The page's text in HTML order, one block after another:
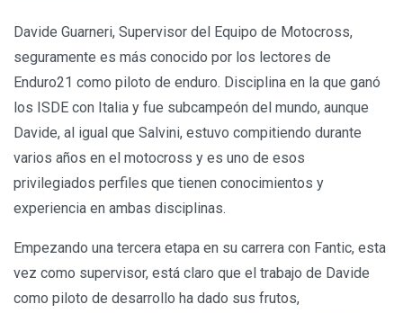
Davide Guarneri, Supervisor del Equipo de Motocross,
seguramente es más conocido por los lectores de
Enduro21 como piloto de enduro. Disciplina en la que ganó
los ISDE con Italia y fue subcampeón del mundo, aunque
Davide, al igual que Salvini, estuvo compitiendo durante
varios años en el motocross y es uno de esos
privilegiados perfiles que tienen conocimientos y
experiencia en ambas disciplinas.
Empezando una tercera etapa en su carrera con Fantic, esta
vez como supervisor, está claro que el trabajo de Davide
como piloto de desarrollo ha dado sus frutos,